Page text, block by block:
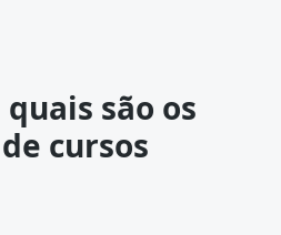
quais são os
cursos